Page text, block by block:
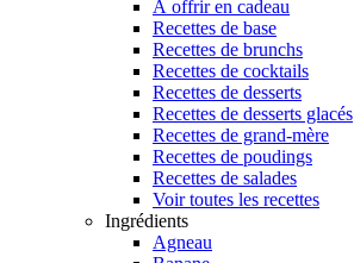
À offrir en cadeau
Recettes de base
Recettes de brunchs
Recettes de cocktails
Recettes de desserts
Recettes de desserts glacés
Recettes de grand-mère
Recettes de poudings
Recettes de salades
Voir toutes les recettes
Ingrédients
Agneau